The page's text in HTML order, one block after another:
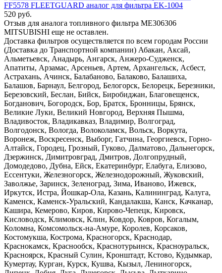
FF5578 FLEETGUARD аналог для фильтра EK-1004
520 руб.
Отзыв для аналога топливного фильтра ME306306
MITSUBISHI еще не оставлен.
Доставка фильтров осуществляется по всем городам России
(Доставка до Транспортной компании) Абакан, Аксай,
Альметьевск, Анадырь, Ангарск, Анжеро-Судженск,
Апатиты, Арзамас, Арсеньев, Артем, Архангельск, Асбест,
Астрахань, Ачинск, Балабаново, Балаково, Балашиха,
Балашов, Барнаул, Белгород, Белогорск, Белорецк, Березники,
Березовский, Беслан, Бийск, Биробиджан, Благовещенск,
Богданович, Богородск, Бор, Братск, Бронницы, Брянск,
Великие Луки, Великий Новгород, Верхняя Пышма,
Владивосток, Владикавказ, Владимир, Волгоград,
Волгодонск, Вологда, Волоколамск, Вольск, Воркута,
Воронеж, Воскресенск, Выборг, Гатчина, Георгиевск, Горно-
Алтайск, Городец, Грозный, Гуково, Далматово, Дальнегорск,
Дзержинск, Димитровград, Дмитров, Долгопрудный,
Домодедово, Дубна, Ейск, Екатеринбург, Елабуга, Елизово,
Ессентуки, Железногорск, Железнодорожный, Жуковский,
Заволжье, Заринск, Зеленоград, Зима, Иваново, Ижевск,
Иркутск, Истра, Йошкар-Ола, Казань, Калининград, Калуга,
Каменск, Каменск-Уральский, Кандалакша, Канск, Качканар,
Кашира, Кемерово, Киров, Кирово-Чепецк, Кировск,
Кисловодск, Климовск, Клин, Ковдор, Ковров, Когалым,
Коломна, Комсомольск-на-Амуре, Королев, Корсаков,
Костомукша, Кострома, Красногорск, Краснодар,
Краснокамск, Краснообск, Краснотурьинск, Красноуральск,
Красноярск, Красный Сулин, Кронштадт, Кстово, Кудымкар,
Кумертау, Курган, Курск, Кушва, Кызыл, Лениногорск,